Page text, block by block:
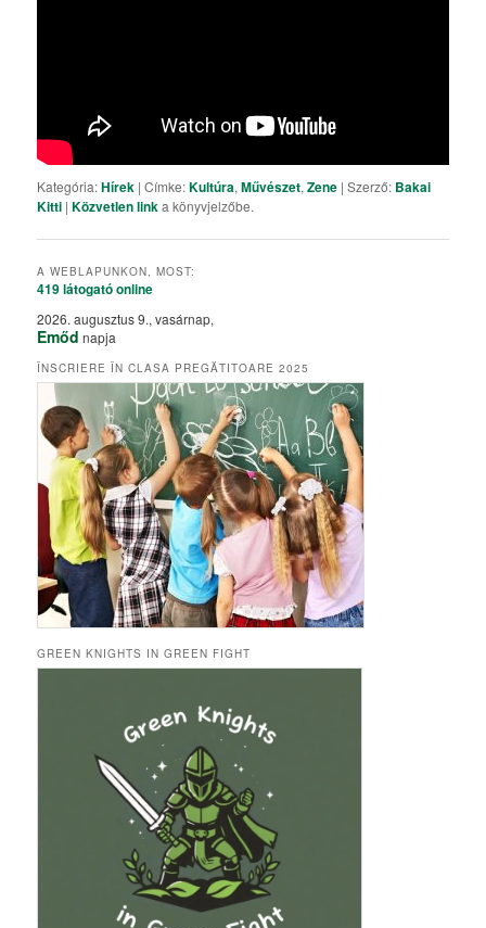
Kategória:Hírek | Címke:Kultúra,Művészet,Zene | Szerző: Bakai
Kitti |Közvetlen linka könyvjelzőbe.
A WEBLAPUNKON, MOST:
419 látogatóonline
2026. augusztus 9., vasárnap,
Emőd napja
ÎNSCRIERE ÎN CLASA PREGĂTITOARE 2025
GREEN KNIGHTS IN GREEN FIGHT